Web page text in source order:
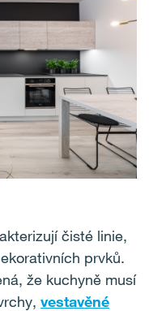
čisté linie,
prvků.
že kuchyně musí
vestavěné